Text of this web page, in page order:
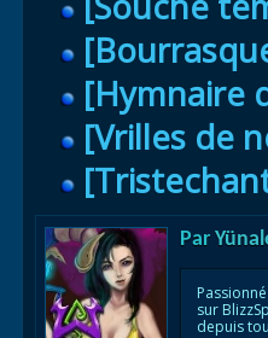
[Hymnaire
[Vrilles de
Par
sur
depuis